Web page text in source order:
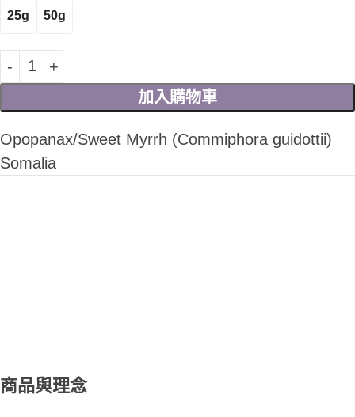
25g 50g
加入購物車
Opopanax/Sweet Myrrh (Commiphora guidottii)
Somalia
商品與理念